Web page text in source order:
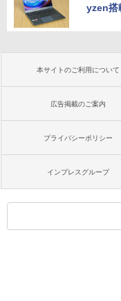
yzen搭
本サイトのご利用について
広告掲載のご案内
プライバシーポリシー
インプレスグループ